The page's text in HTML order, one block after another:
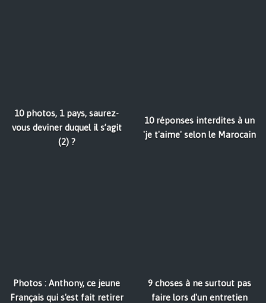
10 photos, 1 pays, saurez-
vous deviner duquel il s’agit
(2) ?
10 réponses interdites à un
'je t'aime' selon le Marocain
Photos : Anthony, ce jeune
Français qui s'est fait retirer
9 choses à ne surtout pas
faire lors d'un entretien